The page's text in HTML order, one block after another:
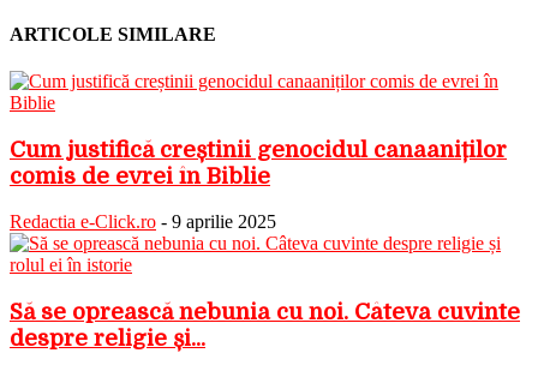
ARTICOLE SIMILARE
Cum justifică creștinii genocidul canaaniților
comis de evrei în Biblie
Redactia e-Click.ro - 9 aprilie 2025
Să se oprească nebunia cu noi. Câteva cuvinte
despre religie și...